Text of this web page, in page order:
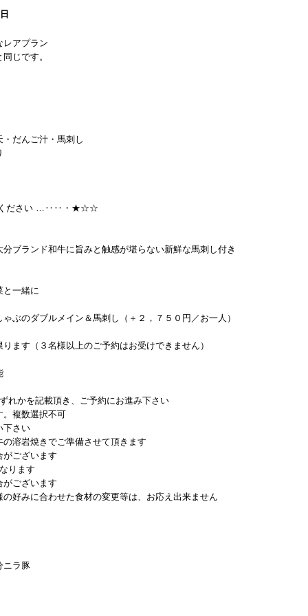
レアプラン
じです。
だんご汁・馬刺し
ださい …‥‥・★☆☆
ブランド和牛に旨みと触感が堪らない新鮮な馬刺し付き
一緒に
ぶのダブルメイン＆馬刺し（＋２，７５０円／お一人）
す（３名様以上のご予約はお受けできません）
れかを記載頂き、ご予約にお進み下さい
複数選択不可
下さい
溶岩焼きでご準備させて頂きます
ございます
ります
ございます
好みに合わせた食材の変更等は、お応え出来ません
ニラ豚